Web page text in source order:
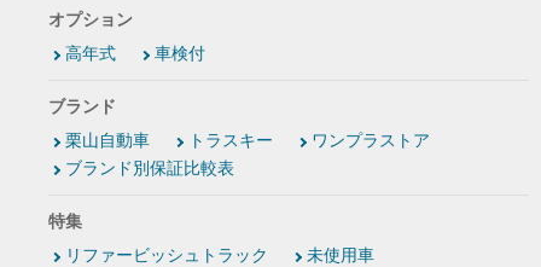
オプション
高年式
車検付
ブランド
栗山自動車
トラスキー
ワンプラストア
ブランド別保証比較表
特集
リファービッシュトラック
未使用車